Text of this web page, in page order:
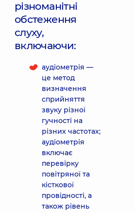
різноманітні
обстеження
слуху,
включаючи:
аудіометрія —
це метод
визначення
сприйняття
звуку різної
гучності на
різних частотах;
аудіометрія
включає
перевірку
повітряної та
кісткової
провідності, а
також рівень